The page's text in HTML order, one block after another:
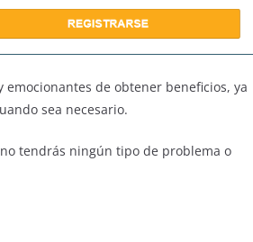
de obtener beneficios, ya
sea necesario.
tendrás ningún tipo de problema o